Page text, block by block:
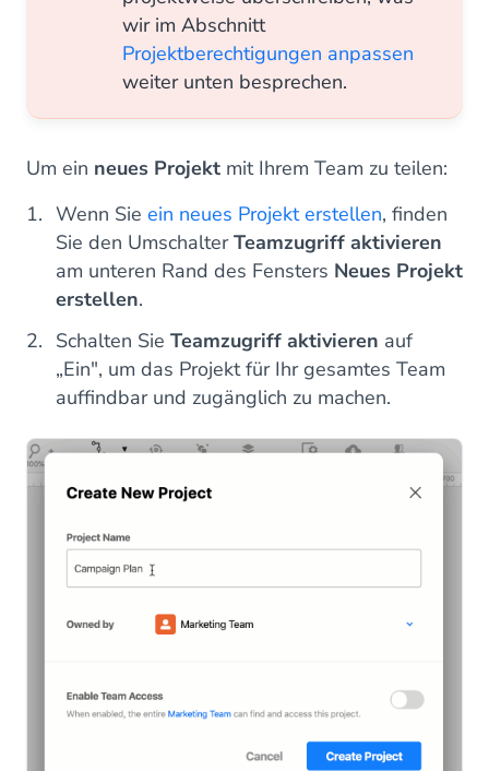
wir im Abschnitt
Projektberechtigungen anpassen
weiter unten besprechen.
Um ein neues Projekt mit Ihrem Team zu teilen:
Wenn Sie ein neues Projekt erstellen, finden
Sie den UmschalterTeamzugriff aktivieren
am unteren Rand des Fensters Neues Projekt
erstellen.
Schalten Sie Teamzugriff aktivieren auf
„Ein", um das Projekt für Ihr gesamtes Team
auffindbar und zugänglich zu machen.